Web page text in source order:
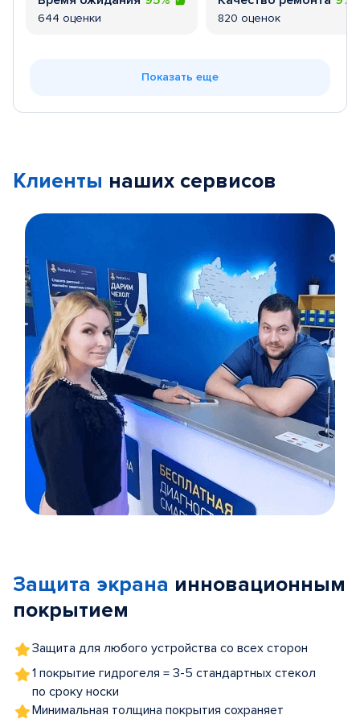
644 оценки 820 оценок
Показать еще
Клиенты наших сервисов
5
Защита экрана инновационным
покрытием
Защита для любого устройства со всех сторон
1 покрытие гидрогеля = 3-5 стандартных стекол
по сроку носки
Минимальная толщина покрытия сохраняет